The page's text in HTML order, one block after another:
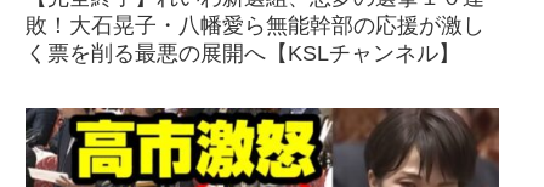
敗！大石晃子・八幡愛ら無能幹部の応援が激し
く票を削る最悪の展開へ【KSLチャンネル】